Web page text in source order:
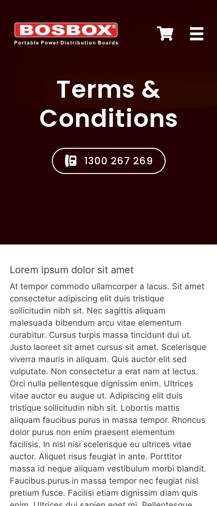
content
Terms &
Conditions
1300 267 269
Lorem ipsum dolor sit amet
At tempor commodo ullamcorper a lacus. Sit amet
consectetur adipiscing elit duis tristique
sollicitudin nibh sit. Nec sagittis aliquam
malesuada bibendum arcu vitae elementum
curabitur. Cursus turpis massa tincidunt dui ut.
Justo laoreet sit amet cursus sit amet. Scelerisque
viverra mauris in aliquam. Quis auctor elit sed
vulputate. Non consectetur a erat nam at lectus.
Orci nulla pellentesque dignissim enim. Ultrices
vitae auctor eu augue ut. Adipiscing elit duis
tristique sollicitudin nibh sit. Lobortis mattis
aliquam faucibus purus in massa tempor. Rhoncus
dolor purus non enim praesent elementum
facilisis. In nisl nisi scelerisque eu ultrices vitae
auctor. Aliquet risus feugiat in ante. Porttitor
massa id neque aliquam vestibulum morbi blandit.
Faucibus purus in massa tempor nec feugiat nisl
pretium fusce. Facilisi etiam dignissim diam quis